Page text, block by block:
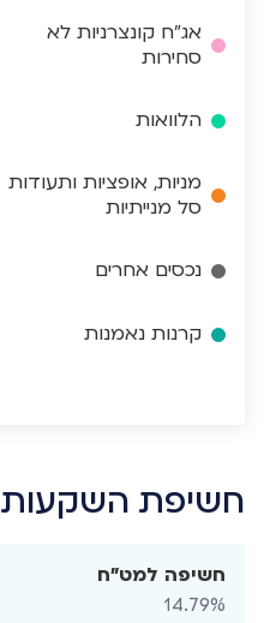
אג"ח קונצרניות לא
סחירות
הלוואות
מניות, אופציות ותעודות
סל מנייתיות
נכסים אחרים
קרנות נאמנות
חשיפת השקעות
חשיפה למט"ח
14.79%